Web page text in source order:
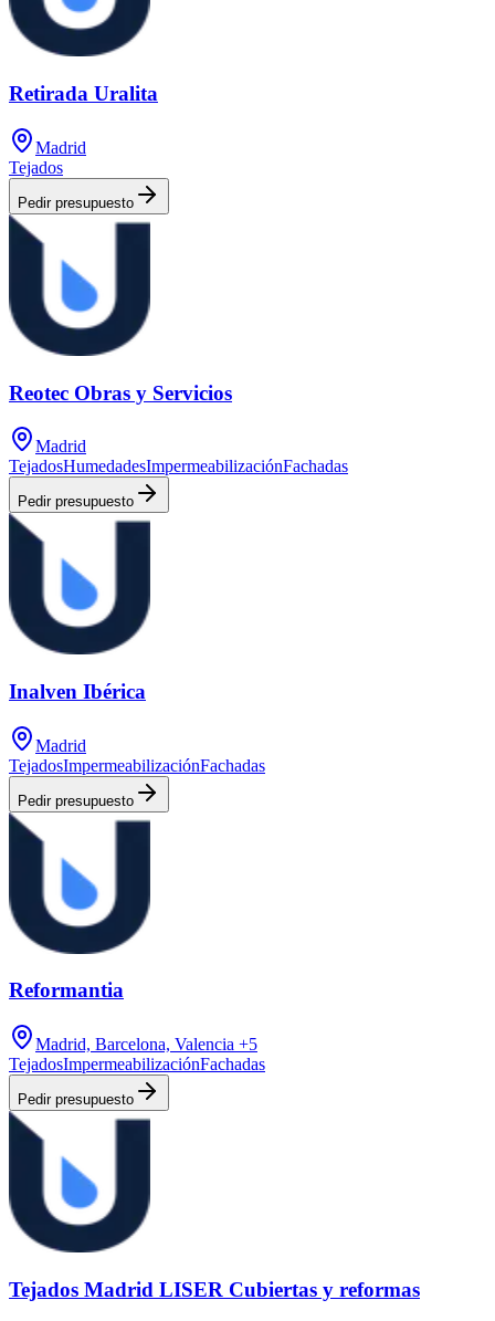
Retirada Uralita
Madrid
Tejados
Pedir presupuesto
Reotec Obras y Servicios
Madrid
TejadosHumedadesImpermeabilizaciónFachadas
Pedir presupuesto
Inalven Ibérica
Madrid
TejadosImpermeabilizaciónFachadas
Pedir presupuesto
Reformantia
Madrid, Barcelona, Valencia +5
TejadosImpermeabilizaciónFachadas
Pedir presupuesto
Tejados Madrid LISER Cubiertas y reformas